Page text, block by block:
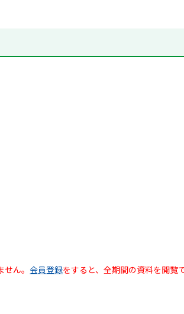
ん。 会員登録をすると、全期間の資料を閲覧